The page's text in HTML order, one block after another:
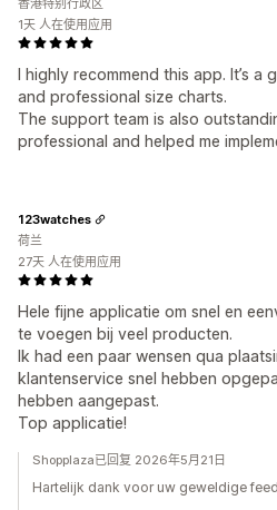
I highly recommend this app. It’s
and professional size charts.
The support team is also
professional and helped me
香港特别行政区
1天 人在使用应用
Hele fijne applicatie om snel en
te voegen bij veel producten.
Ik had een paar wensen qua
klantenservice snel hebben
hebben aangepast.
Top applicatie!
123watches
荷兰
27天 人在使用应用
Shopplaza已回复 2026年5月21日
Hartelijk dank voor uw geweldige